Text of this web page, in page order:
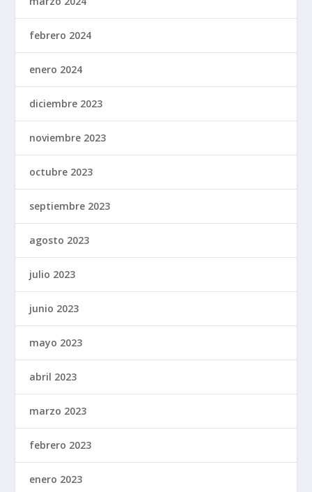
febrero 2024
enero 2024
diciembre 2023
noviembre 2023
octubre 2023
septiembre 2023
agosto 2023
julio 2023
junio 2023
mayo 2023
abril 2023
marzo 2023
febrero 2023
enero 2023